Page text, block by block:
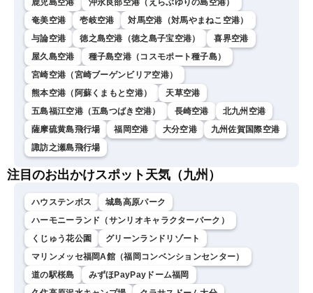
鹿児島空港
沖永良部空港（えらぶゆりの島空港）
奄美空港
壱岐空港
対馬空港（対馬やまねこ空港）
与論空港
徳之島空港（徳之島子宝空港）
喜界空港
屋久島空港
種子島空港（コスモポート種子島）
宮崎空港（宮崎ブーゲンビリア空港）
熊本空港（阿蘇くまもと空港）
天草空港
五島福江空港（五島つばき空港）
長崎空港
北九州空港
薩摩硫黄島飛行場
福岡空港 大分空港
九州佐賀国際空港
諏訪之瀬島飛行場
注目のお出かけスポット天気（九州）
ハウステンボス
城島高原パーク
ハーモニーランド（サンリオキャラクターパーク）
くじゅう花公園
グリーンランドリゾート
マリンメッセ福岡A館（福岡コンベンションセンター）
道の駅桜島
みずほPayPayドーム福岡